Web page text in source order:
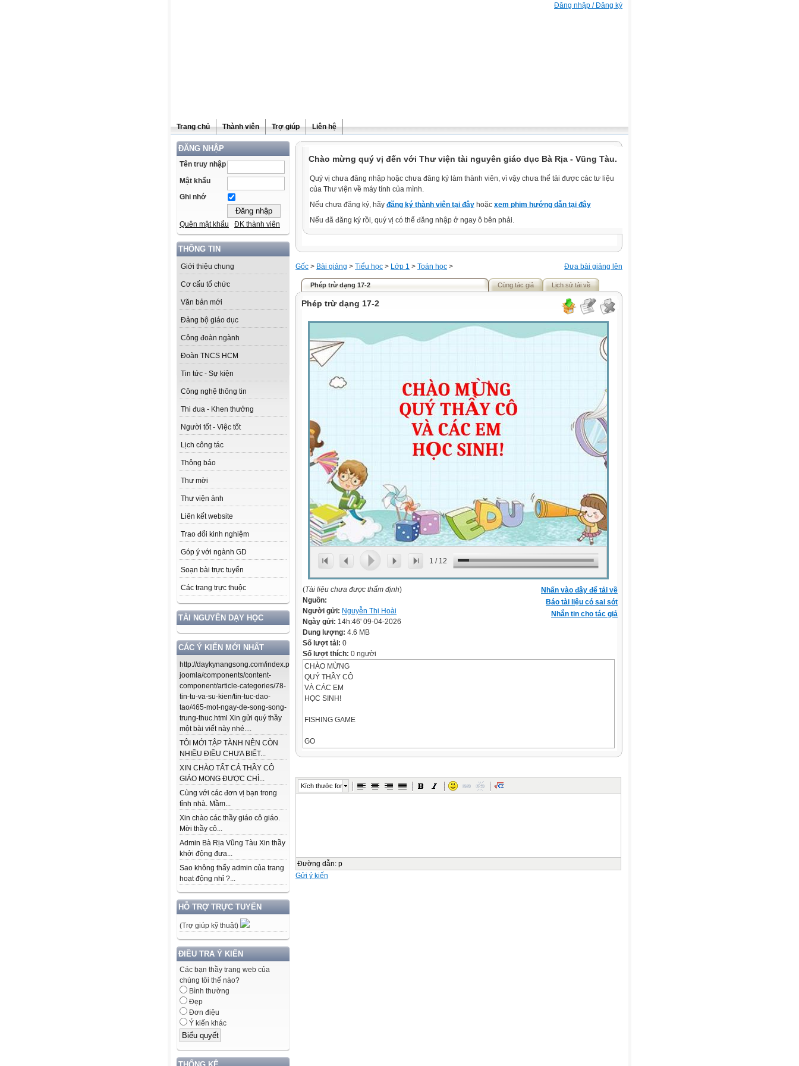
Đăng nhập / Đăng ký
Trang chủ Thành viên Trợ giúp Liên hệ
ĐĂNG NHẬP
Tên truy nhập
Mật khẩu
Ghi nhớ
Quên mật khẩu ĐK thành viên
THÔNG TIN
Giới thiệu chung
Cơ cấu tổ chức
Văn bản mới
Đảng bộ giáo dục
Công đoàn ngành
Đoàn TNCS HCM
Tin tức - Sự kiện
Công nghệ thông tin
Thi đua - Khen thưởng
Người tốt - Việc tốt
Lịch công tác
Thông báo
Thư mời
Thư viện ảnh
Liên kết website
Trao đổi kinh nghiệm
Góp ý với ngành GD
Soạn bài trực tuyến
Các trang trực thuộc
TÀI NGUYÊN DẠY HỌC
CÁC Ý KIẾN MỚI NHẤT
http://daykynangsong.com/index.php/using-
joomla/components/content-
component/article-categories/78-
tin-tu-va-su-kien/tin-tuc-dao-
tao/465-mot-ngay-de-song-song-
trung-thuc.html Xin gửi quý thầy
một bài viết này nhé....
TÔI MỚI TẬP TÀNH NÊN CÒN
NHIỀU ĐIỀU CHƯA BIẾT...
XIN CHÀO TẤT CẢ THẦY CÔ
GIÁO MONG ĐƯỢC CHỈ...
Cùng với các đơn vị bạn trong
tỉnh nhà. Mầm...
Xin chào các thầy giáo cô giáo.
Mời thầy cô...
Admin Bà Rịa Vũng Tàu Xin thầy
khởi động đưa...
Sao không thấy admin của trang
hoạt động nhỉ ?...
HỖ TRỢ TRỰC TUYẾN
(Trợ giúp kỹ thuật)
ĐIỀU TRA Ý KIẾN
Các bạn thầy trang web của
chúng tôi thế nào?
Bình thường
Đẹp
Đơn điệu
Ý kiến khác
THỐNG KÊ
Chào mừng quý vị đến với Thư viện tài nguyên giáo dục Bà Rịa - Vũng Tàu.
Quý vị chưa đăng nhập hoặc chưa đăng ký làm thành viên, vì vậy chưa thể tải được các tư liệu
của Thư viện về máy tính của mình.
Nếu chưa đăng ký, hãy đăng ký thành viên tại đây hoặc xem phim hướng dẫn tại đây
Nếu đã đăng ký rồi, quý vị có thể đăng nhập ở ngay ô bên phải.
Đưa bài giảng lên
Gốc > Bài giảng > Tiểu học > Lớp 1 > Toán học >
Phép trừ dạng 17-2 Cùng tác giả Lịch sử tải về
Phép trừ dạng 17-2
1 / 12
Nhấn vào đây để tải về
Báo tài liệu có sai sót
Nhắn tin cho tác giả
(Tài liệu chưa được thẩm định)
Nguồn:
Người gửi: Nguyễn Thị Hoài
Ngày gửi: 14h:46' 09-04-2026
Dung lượng: 4.6 MB
Số lượt tải: 0
Số lượt thích: 0 người
CHÀO MỪNG
QUÝ THẦY CÔ
VÀ CÁC EM
HỌC SINH!
FISHING GAME
GO
17
Bài 57: Phép trừ dạng 17 - 2
15
Kích thước font
Đường dẫn: p
Gửi ý kiến